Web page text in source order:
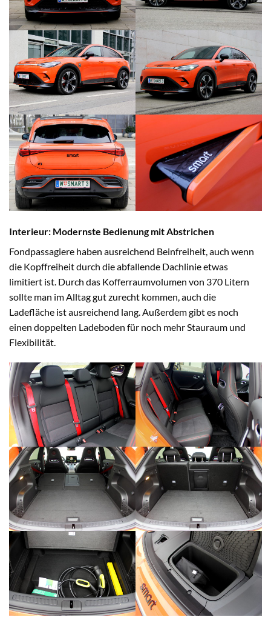
Interieur: Modernste Bedienung mit Abstrichen
Fondpassagiere haben ausreichend Beinfreiheit, auch wenn
die Kopffreiheit durch die abfallende Dachlinie etwas
limitiert ist. Durch das Kofferraumvolumen von 370 Litern
sollte man im Alltag gut zurecht kommen, auch die
Ladefläche ist ausreichend lang. Außerdem gibt es noch
einen doppelten Ladeboden für noch mehr Stauraum und
Flexibilität.